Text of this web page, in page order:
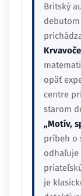
Britský
debutom
opäť
centre
starom
„Motív,
príbeh o
odhaľuje
je